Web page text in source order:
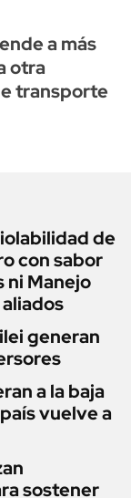
a más
otra
transporte
de
con sabor
ni Manejo
generan
a la baja
vuelve a
sostener